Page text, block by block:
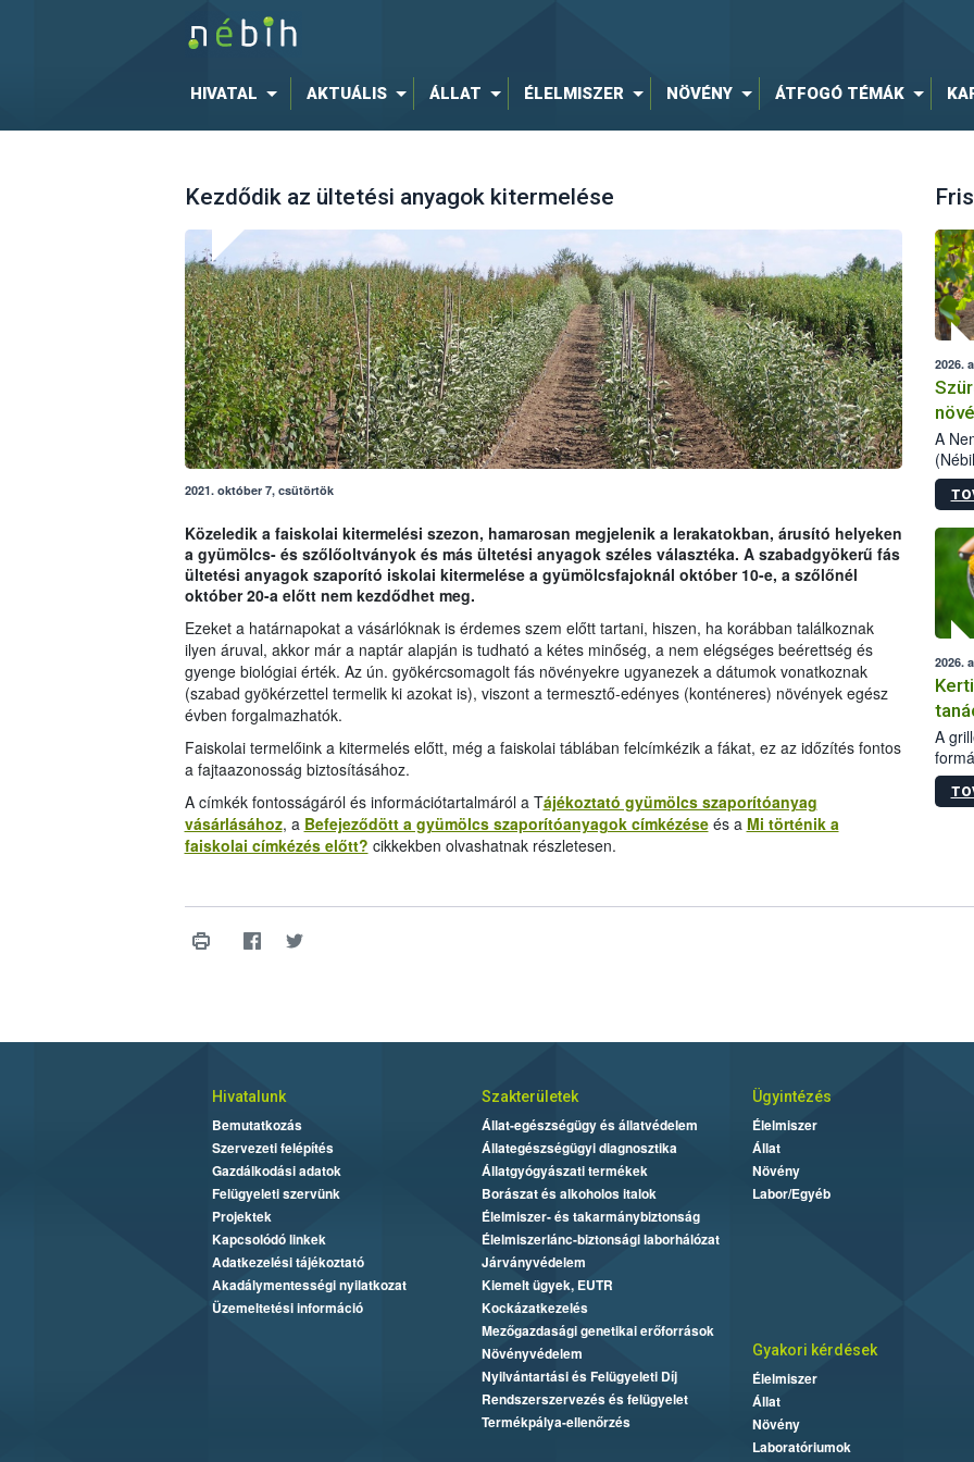
HIVATAL AKTUÁLIS ÁLLAT ÉLELMISZER NÖVÉNY ÁTFOGÓ TÉMÁK
Kezdődik az ültetési anyagok kitermelése
2021. október 7, csütörtök
Közeledik a faiskolai kitermelési szezon, hamarosan megjelenik a lerakatokban, árusító helyeken
a gyümölcs- és szőlőoltványok és más ültetési anyagok széles választéka. A szabadgyökerű fás
ültetési anyagok szaporító iskolai kitermelése a gyümölcsfajoknál október 10-e, a szőlőnél
október 20-a előtt nem kezdődhet meg.
Ezeket a határnapokat a vásárlóknak is érdemes szem előtt tartani, hiszen, ha korábban találkoznak
ilyen áruval, akkor már a naptár alapján is tudható a kétes minőség, a nem elégséges beérettség és
gyenge biológiai érték. Az ún. gyökércsomagolt fás növényekre ugyanezek a dátumok vonatkoznak
(szabad gyökérzettel termelik ki azokat is), viszont a termesztő-edényes (konténeres) növények egész
évben forgalmazhatók.
Faiskolai termelőink a kitermelés előtt, még a faiskolai táblában felcímkézik a fákat, ez az időzítés fontos
a fajtaazonosság biztosításához.
A címkék fontosságáról és információtartalmáról a Tájékoztató gyümölcs szaporítóanyag
vásárlásához, a Befejeződött a gyümölcs szaporítóanyagok címkézéseés a Mi történik a
faiskolai címkézés előtt? cikkekben olvashatnak részletesen.
2026.
A
Az
2026.
A
Hivatalunk
Bemutatkozás
Szervezeti felépítés
Gazdálkodási adatok
Felügyeleti szervünk
Projektek
Kapcsolódó linkek
Adatkezelési tájékoztató
Akadálymentességi nyilatkozat
Üzemeltetési információ
Szakterületek
Állat-egészségügy és állatvédelem
Állategészségügyi diagnosztika
Állatgyógyászati termékek
Borászat és alkoholos italok
Élelmiszer- és takarmánybiztonság
Élelmiszerlánc-biztonsági laborhálózat
Járványvédelem
Kiemelt ügyek, EUTR
Kockázatkezelés
Mezőgazdasági genetikai erőforrások
Növényvédelem
Nyilvántartási és Felügyeleti Díj
Rendszerszervezés és felügyelet
Termékpálya-ellenőrzés
Ügyintézés
Élelmiszer
Állat
Növény
Labor/Egyéb
Gyakori kérdések
Élelmiszer
Állat
Növény
Laboratóriumok